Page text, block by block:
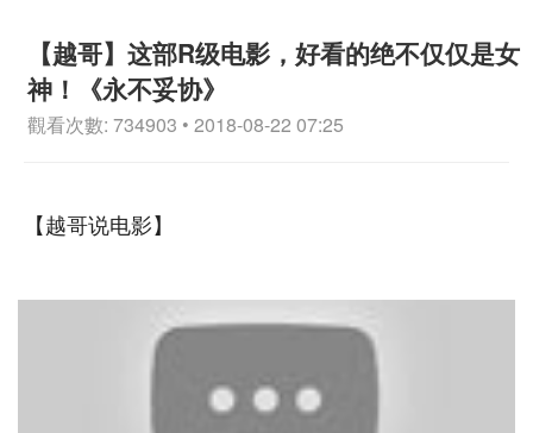
【越哥】这部R级电影，好看的绝不仅仅是女
神！《永不妥协》
觀看次數: 734903 • 2018-08-22 07:25
【越哥说电影】